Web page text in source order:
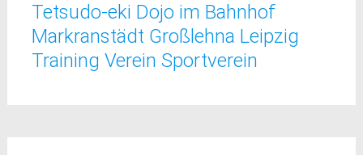
Tetsudo-eki Dojo im Bahnhof
Markranstädt Großlehna Leipzig
Training Verein Sportverein